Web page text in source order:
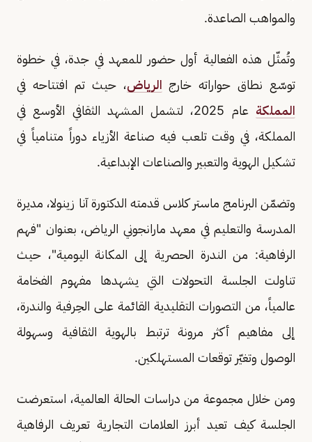
والمواهب الصاعدة.
وتُمثّل هذه الفعالية أول حضور للمعهد في جدة، في خطوة
توسّع نطاق حواراته خارج الرياض، حيث تم افتتاحه في
المملكة
عام 2025، لتشمل المشهد الثقافي الأوسع في
المملكة، في وقت تلعب فيه صناعة الأزياء دوراً متنامياً في
تشكيل الهوية والتعبير والصناعات الإبداعية.
وتضمّن البرنامج ماستر كلاس قدمته الدكتورة آنا زينولا، مديرة
المدرسة والتعليم في معهد مارانجوني الرياض، بعنوان "فهم
الرفاهية: من الندرة الحصرية إلى المكانة اليومية"، حيث
تناولت الجلسة التحولات التي يشهدها مفهوم الفخامة
عالمياً، من التصورات التقليدية القائمة على الحِرفية والندرة،
إلى مفاهيم أكثر مرونة ترتبط بالهوية الثقافية وسهولة
الوصول وتغيّر توقعات المستهلكين.
ومن خلال مجموعة من دراسات الحالة العالمية، استعرضت
الجلسة كيف تعيد أبرز العلامات التجارية تعريف الرفاهية